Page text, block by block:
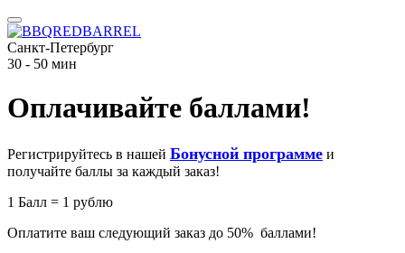
Санкт-Петербург
30 - 50 мин
Оплачивайте баллами!
Регистрируйтесь в нашей Бонусной программе и
получайте баллы за каждый заказ!
1 Балл = 1 рублю
Оплатите ваш следующий заказ до 50% баллами!